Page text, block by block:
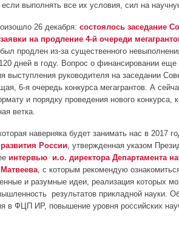
если выполнять все их условия, сил на
26 декабря: состоялось заседание
на продление 4-й очереди
продлен из-за существенного
дней в году. Вопрос о финансировании еще
выступления руководителя на заседании
6-я очередь конкурса мегагрантов. А
и порядку проведения нового конкурса,
ветка.
наверняка будет занимать нас в 2017
России, утвержденная указом
интервью и.о. директора Департамента
, с которым рекомендую
и разумные идеи, реализация которых
результатов прикладной науки.
в ФЦП ИР, повышение уровня российских